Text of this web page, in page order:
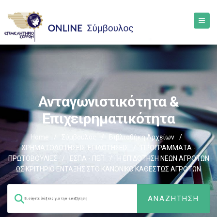
Ανταγωνιστικότητα &
Επιχειρηματικότητα
Home Βιβλιοθήκη Αρχείων
/
ΧΡΗΜΑΤΟΔΟΤΗΣΕΙΣ-ΕΠΙΔΟΤΗΣΕΙΣ
ΠΡΟΓΡΑΜΜΑΤΑ -
ΠΡΩΤΟΒΟΥΛΙΕΣ
/ ΕΣΠΑ - ΠΕΠ /
Η ΕΠΙΔΟΤΗΣΗ ΝΕΩΝ ΑΓΡΟΤΩΝ
ΩΣ ΚΡΙΤΗΡΙΟ ΕΝΤΑΞΗΣ ΣΤΟ ΚΑΝΟΝΙΚΟ ΚΑΘΕΣΤΩΣ ΑΓΡΟΤΩΝ